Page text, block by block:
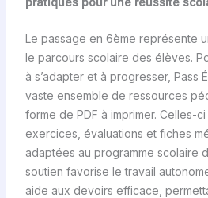
Le passage en 6ème représente
le parcours scolaire des élèves.
à s’adapter et à progresser, Pass
vaste ensemble de ressources
forme de PDF à imprimer. Celles-
exercices, évaluations et fiches
adaptées au programme scolaire
soutien favorise le travail
aide aux devoirs efficace,